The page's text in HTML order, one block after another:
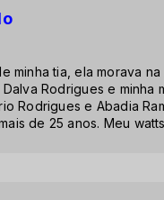
minha tia, ela morava
Rodrigues e minha
Rodrigues e Abadia
de 25 anos. Meu